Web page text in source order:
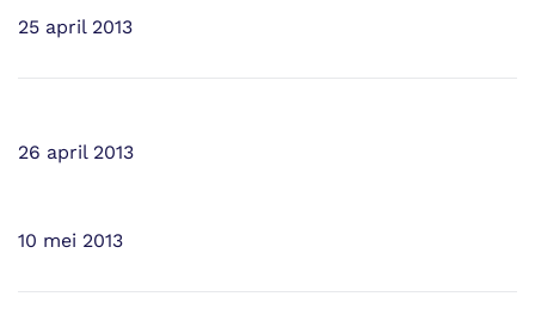
25 april 2013
26 april 2013
10 mei 2013